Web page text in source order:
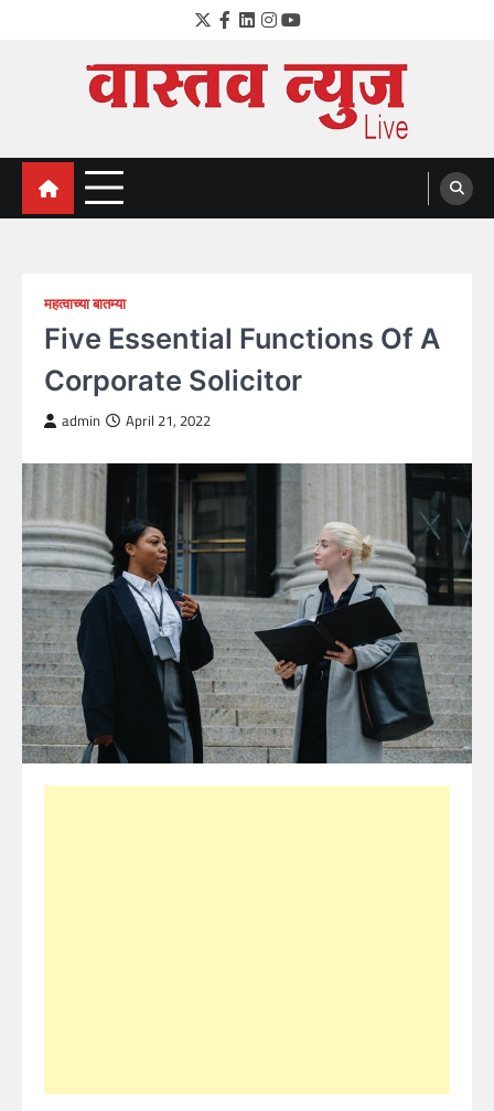
Twitter
Facebook
LinkedIn
Instagram
YouTube
VastavNEWSLive.com
a leading NEWS portal of Maharahstra
महत्वाच्या बातम्या
Five Essential Functions Of A
Corporate Solicitor
admin April 21, 2022